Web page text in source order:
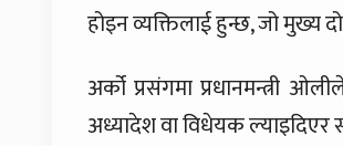
होइन व्यक्तिलाई हुन्छ, जो मुख्य
अर्को प्रसंगमा प्रधानमन्त्री
अध्यादेश वा विधेयक ल्याइदिएर